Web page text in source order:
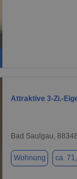
Attraktive 3-Zi.-
Bad Saulgau, 88348
Wohnung ca.